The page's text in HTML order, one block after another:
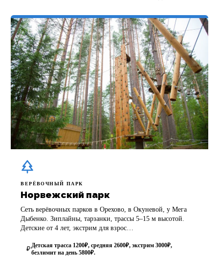
ВЕРЁВОЧНЫЙ ПАРК
Норвежский парк
Сеть верёвочных парков в Орехово, в Окуневой, у Мега
Дыбенко. Зиплайны, тарзанки, трассы 5–15 м высотой.
Детские от 4 лет, экстрим для взрос…
Детская трасса 1200₽, средняя 2600₽, экстрим 3000₽,
безлимит на день 5800₽.